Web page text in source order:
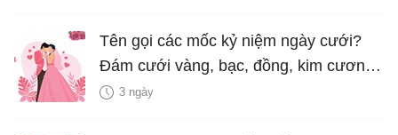
Tên gọi các mốc kỷ niệm ngày cưới?
Đám cưới vàng, bạc, đồng, kim cương
là bao nhiêu năm?
3 ngày